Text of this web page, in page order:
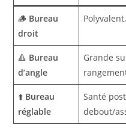
🪵 Bureau
droit
🔺 Bureau
d’angle
Grande
⬆️ Bureau
réglable
Santé
debout/